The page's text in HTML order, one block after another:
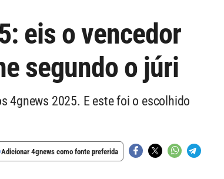
eis o vencedor
segundo o júri
4gnews 2025. E este foi o escolhido
Adicionar 4gnews como fonte preferida